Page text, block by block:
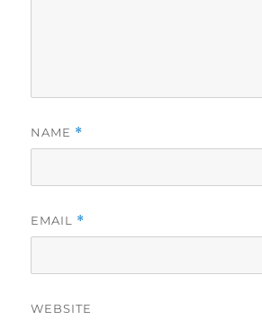
NAME *
EMAIL *
WEBSITE